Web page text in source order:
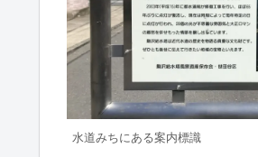
水道みちにある案内標識